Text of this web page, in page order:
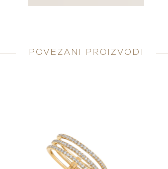
POVEZANI PROIZVODI